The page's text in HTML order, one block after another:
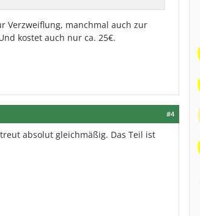
Verzweiflung, manchmal auch zur
kostet auch nur ca. 25€.
#4
absolut gleichmäßig. Das Teil ist